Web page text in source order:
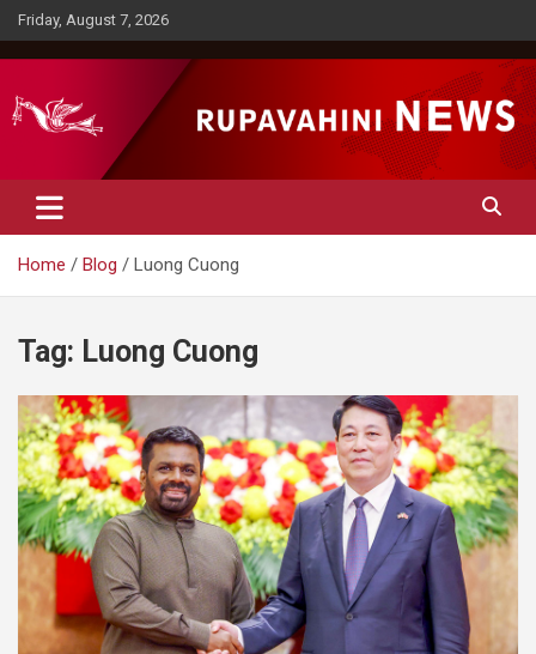
Skip
to
content
Friday, August 7, 2026
Rupavahini News
Home Blog Luong Cuong
Tag: Luong Cuong